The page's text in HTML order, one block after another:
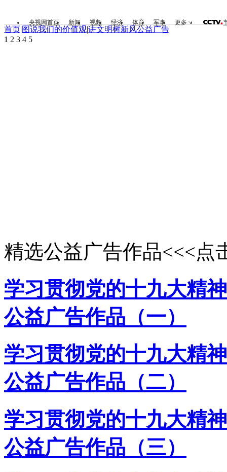
央视网首页 新闻 视频 经济 体育 军事 更多
首页|图说我们的价值观|讲文明树新风公益广告
1 2 3 4 5
精选公益广告作品<<<点
学习贯彻党的十九大精神
公益广告作品（一）
学习贯彻党的十九大精神
公益广告作品（二）
学习贯彻党的十九大精神
公益广告作品（三）